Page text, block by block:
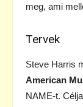
meg, ami
Tervek
Steve Harris
American
NAME-t.